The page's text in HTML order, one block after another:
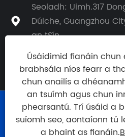

Seoladh: Uimh.317
Dúiche, Guangzhou
an tSín
Cóipcheart © 2024
Teicneolaíocht Co, Ltd
Úsáidimid fianáin chun
brabhsála níos fearr a
chun anailís a
an tsuímh agus chun
phearsantú. Trí úsáid a
suíomh seo, aontaíonn tú
a bhaint as fianáin.